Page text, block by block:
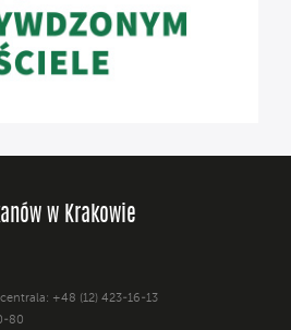
w Krakowie
+48 (12) 423-16-13
80